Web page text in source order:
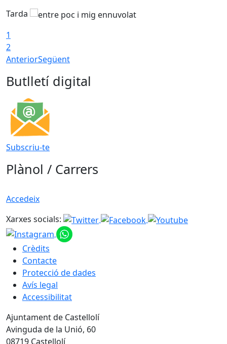
Tarda
1
2
AnteriorSegüent
Butlletí digital
Subscriu-te
Plànol / Carrers
Accedeix
Xarxes socials:
Crèdits
Contacte
Protecció de dades
Avís legal
Accessibilitat
Ajuntament de Castellolí
Avinguda de la Unió, 60
08719 Castellolí